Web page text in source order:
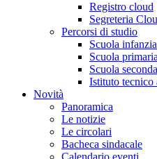
Registro cloud
Segreteria
Percorsi di studio
Scuola infanzia
Scuola primaria
Scuola
Istituto tecnico
Novità
Panoramica
Le notizie
Le circolari
Bacheca sindacale
Calendario eventi